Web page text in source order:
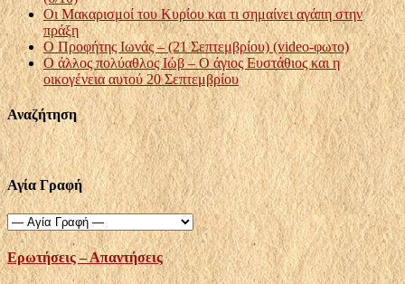
Οι Μακαρισμοί του Κυρίου και τι σημαίνει αγάπη στην
πράξη
Ο Προφήτης Ιωνάς – (21 Σεπτεμβρίου) (video-φωτο)
Ο άλλος πολύαθλος Ιώβ – Ο άγιος Ευστάθιος και η
οικογένεια αυτού 20 Σεπτεμβρίου
Αναζήτηση
Αγία Γραφή
Ερωτήσεις – Απαντήσεις